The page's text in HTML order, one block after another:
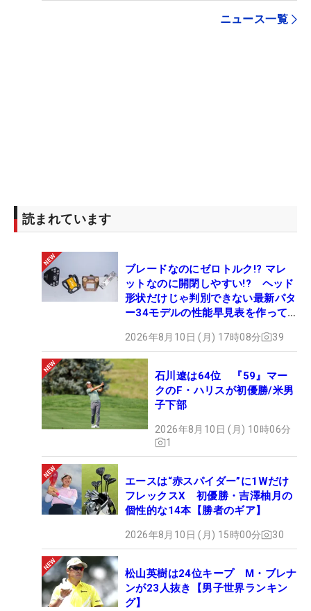
ニュース一覧
読まれています
ブレードなのにゼロトルク!? マレ
ットなのに開閉しやすい!? ヘッド
形状だけじゃ判別できない最新パタ
ー34モデルの性能早見表を作って
2026年8月10日 (月) 17時08分 39
石川遼は64位 『59』マー
クのF・ハリスが初優勝/米男
子下部
2026年8月10日 (月) 10時06分
1
エースは“赤スパイダー”に1Wだけ
フレックスX 初優勝・吉澤柚月の
個性的な14本【勝者のギア】
2026年8月10日 (月) 15時00分 30
松山英樹は24位キープ M・ブレナ
ンが23人抜き【男子世界ランキン
グ】